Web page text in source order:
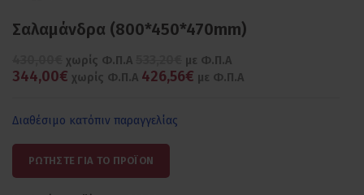
Σαλαμάνδρα (800*450*470mm)
χωρίς Φ.Π.Α με Φ.Π.Α
344,00€ χωρίς Φ.Π.Α 426,56€ με Φ.Π.Α
Διαθέσιμο κατόπιν παραγγελίας
ΡΩΤΗΣΤΕ ΓΙΑ ΤΟ ΠΡΟΪΟΝ